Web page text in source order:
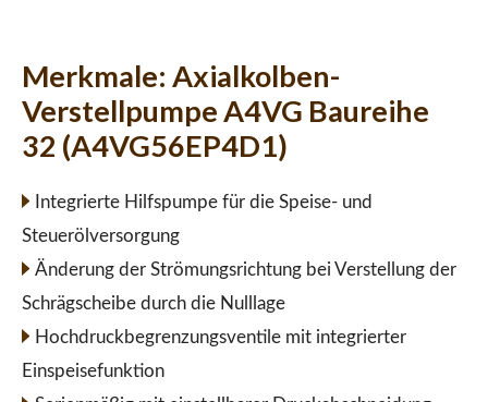
Merkmale: Axialkolben-
Verstellpumpe A4VG Baureihe
32 (A4VG56EP4D1)
Integrierte Hilfspumpe für die Speise- und
Steuerölversorgung
Änderung der Strömungsrichtung bei Verstellung der
Schrägscheibe durch die Nulllage
Hochdruckbegrenzungsventile mit integrierter
Einspeisefunktion